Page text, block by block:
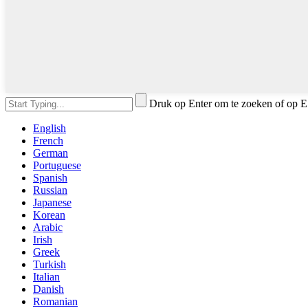
Druk op Enter om te zoeken of op
English
French
German
Portuguese
Spanish
Russian
Japanese
Korean
Arabic
Irish
Greek
Turkish
Italian
Danish
Romanian